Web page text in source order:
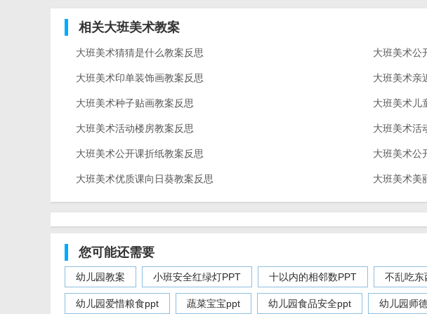
相关大班美术教案
大班美术猜猜是什么教案反思 大班美术公
大班美术印单装饰画教案反思 大班美术亲
大班美术种子贴画教案反思 大班美术儿
大班美术活动楼房教案反思 大班美术活
大班美术公开课折纸教案反思 大班美术公
大班美术优质课向日葵教案反思 大班美术美
您可能还需要
幼儿园教案 小班安全红绿灯PPT 十以内的相邻数PPT 不乱吃东
幼儿园爱惜粮食ppt 蔬菜宝宝ppt 幼儿园食品安全ppt 幼儿园师